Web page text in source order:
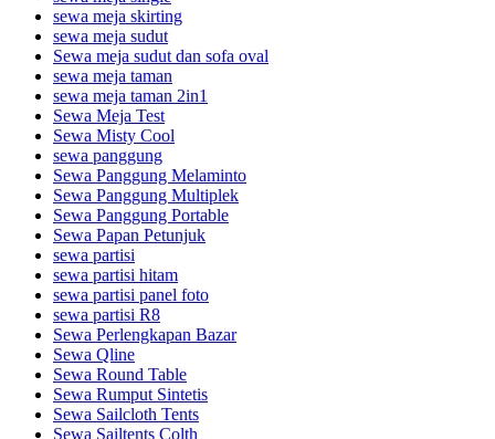
sewa meja skirting
sewa meja sudut
Sewa meja sudut dan sofa oval
sewa meja taman
sewa meja taman 2in1
Sewa Meja Test
Sewa Misty Cool
sewa panggung
Sewa Panggung Melaminto
Sewa Panggung Multiplek
Sewa Panggung Portable
Sewa Papan Petunjuk
sewa partisi
sewa partisi hitam
sewa partisi panel foto
sewa partisi R8
Sewa Perlengkapan Bazar
Sewa Qline
Sewa Round Table
Sewa Rumput Sintetis
Sewa Sailcloth Tents
Sewa Sailtents Colth